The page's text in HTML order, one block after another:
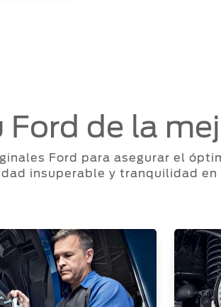
Ford de la
Ford para asegurar el
insuperable y tranquilidad en